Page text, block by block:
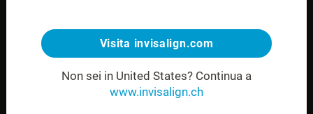
Visita invisalign.com
Non sei in United States? Continua a
www.invisalign.ch